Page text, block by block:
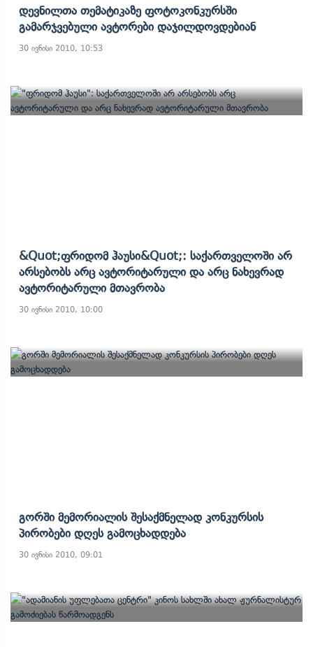
Დევნილთა Თემატიკაზე Ფოტოკონკურსში
Გამარჯვებული Ავტორები Დაჯილდოვდებიან
30 ივნისი 2010, 10:53
&quot;ფრიდომ Ჰაუსი&quot;: Საქართველოში Არ
Არსებობს Არც Ავტორიტარული Და Არც Ნახევრად
Ავტორიტარული Მთავრობა
30 ივნისი 2010, 10:00
Გორში Მემორიალის Შესაქმნელად Კონკურსის
Პირობები Დღეს Გამოცხადდება
30 ივნისი 2010, 09:01